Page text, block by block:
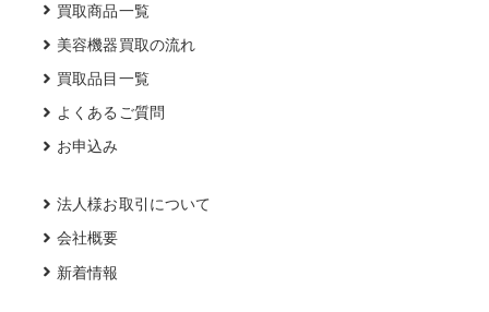
買取商品一覧
美容機器買取の流れ
買取品目一覧
よくあるご質問
お申込み
法人様お取引について
会社概要
新着情報